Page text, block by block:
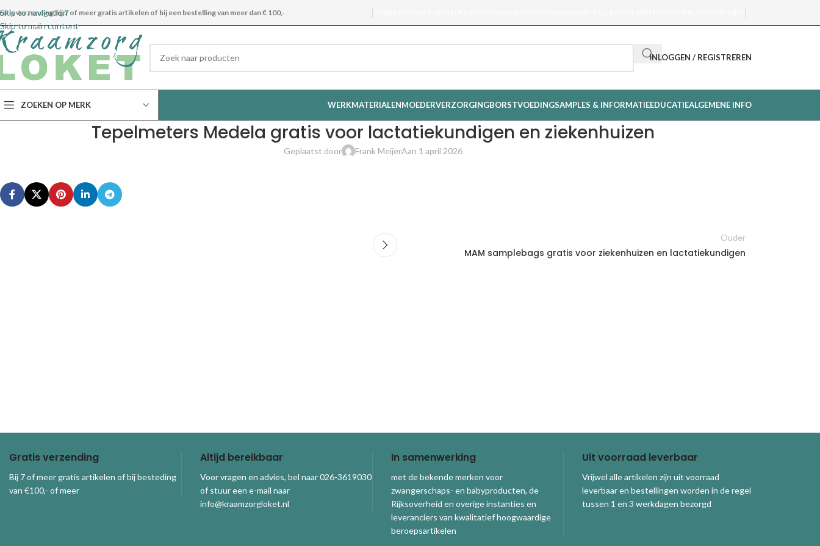
Skip to navigation
Skip to main content
verzending bij 7 of meer gratis artikelen of bij een bestelling van meer dan € 100,-
INLOGGEN / REGISTREREN
ZOEKEN OP MERK WERKMATERIALENMOEDERVERZORGINGBORSTVOEDINGSAMPLES & INFORMATIEEDUCATIEALGEMENE INFO
Tepelmeters Medela gratis voor lactatiekundigen en ziekenhuizen
Geplaatst door Frank MeijerAan 1 april 2026
Ouder
MAM samplebags gratis voor ziekenhuizen en lactatiekundigen
Gratis verzending
Bij 7 of meer gratis artikelen of bij besteding
van €100,- of meer
Altijd bereikbaar
Voor vragen en advies, bel naar 026-3619030
of stuur een e-mail naar
info@kraamzorgloket.nl
In samenwerking
met de bekende merken voor
zwangerschaps- en babyproducten, de
Rijksoverheid en overige instanties en
leveranciers van kwalitatief hoogwaardige
beroepsartikelen
Uit voorraad leverbaar
Vrijwel alle artikelen zijn uit voorraad
leverbaar en bestellingen worden in de regel
tussen 1 en 3 werkdagen bezorgd